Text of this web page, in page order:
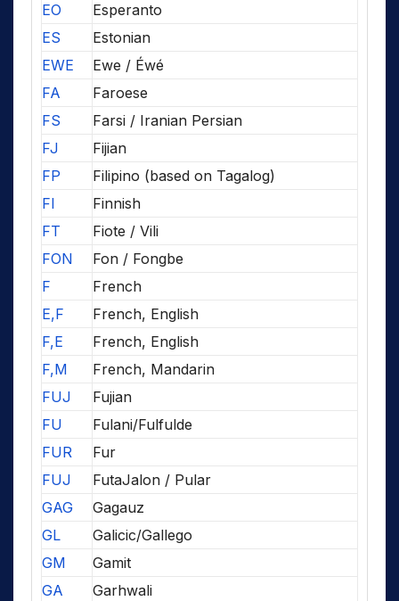
EO
Esperanto
ES
Estonian
EWE
Ewe / Éwé
FA
Faroese
FS
Farsi / Iranian Persian
FJ
Fijian
FP
Filipino (based on Tagalog)
FI
Finnish
FT
Fiote / Vili
FON
Fon / Fongbe
F
French
E,F
French, English
F,E
French, English
F,M
French, Mandarin
FUJ
Fujian
FU
Fulani/Fulfulde
FUR
Fur
FUJ
FutaJalon / Pular
GAG
Gagauz
GL
Galicic/Gallego
GM
Gamit
GA
Garhwali